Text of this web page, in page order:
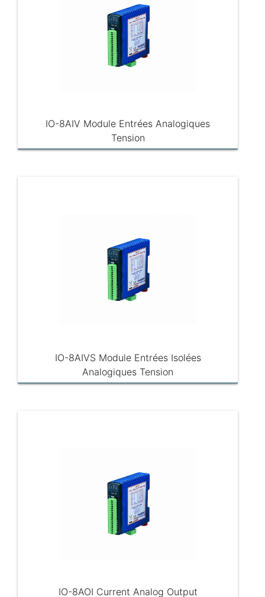
IO-8AIV Module Entrées Analogiques
Tension
IO-8AIVS Module Entrées Isolées
Analogiques Tension
IO-8AOI Current Analog Output